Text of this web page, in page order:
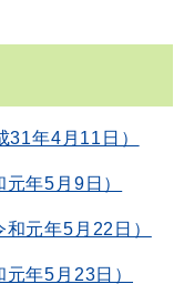
年4月11日）
年5月9日）
元年5月22日）
年5月23日）